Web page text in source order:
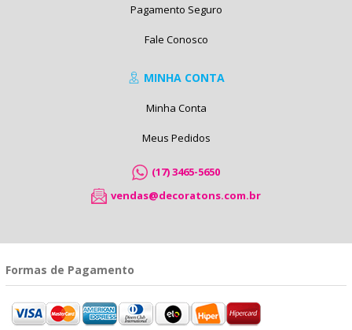
Pagamento Seguro
Fale Conosco
MINHA CONTA
Minha Conta
Meus Pedidos
(17) 3465-5650
vendas@decoratons.com.br
Formas de Pagamento